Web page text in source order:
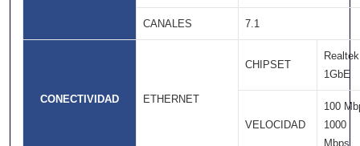
CANALES 7.1
CONECTIVIDAD ETHERNET
CHIPSET
Realtek
1GbE
VELOCIDAD
100
1000
Mbps